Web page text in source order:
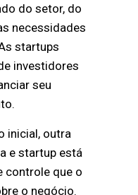
do setor, do
necessidades
startups
investidores
seu
inicial, outra
e startup está
controle que o
o negócio.